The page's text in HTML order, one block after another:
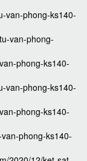
van-phong-ks140-
van-phong-
phong-ks140-
van-phong-ks140-
phong-ks140-
phong-ks140-